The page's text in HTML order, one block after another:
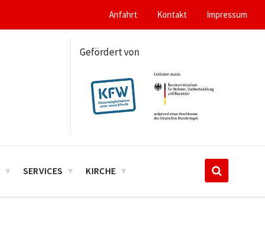
Anfahrt Kontakt Impressum
Gefördert von
SERVICES KIRCHE